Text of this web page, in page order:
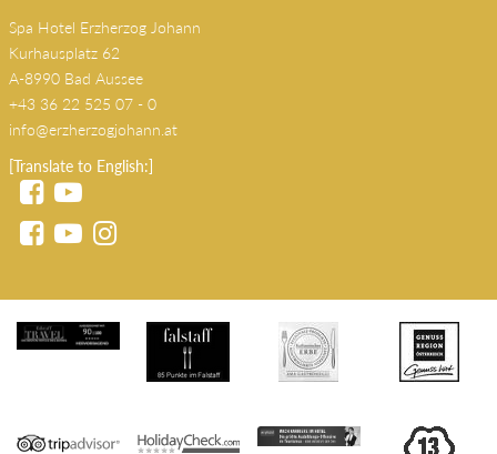
Spa Hotel Erzherzog Johann
Kurhausplatz 62
A-8990 Bad Aussee
+43 36 22 525 07 - 0
info@erzherzogjohann.at
[Translate to English:]